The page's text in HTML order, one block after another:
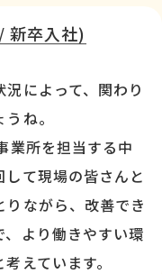
新卒入社)
によって、関わり
ね。
業所を担当する中
て現場の皆さんと
ながら、改善でき
より働きやすい環
えています。